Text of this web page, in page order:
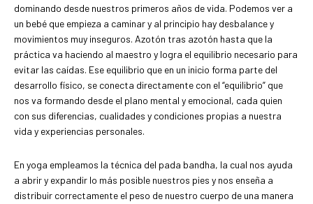
dominando desde nuestros primeros años de vida. Podemos ver a
un bebé que empieza a caminar y al principio hay desbalance y
movimientos muy inseguros. Azotón tras azotón hasta que la
práctica va haciendo al maestro y logra el equilibrio necesario para
evitar las caídas. Ese equilibrio que en un inicio forma parte del
desarrollo físico, se conecta directamente con el “equilibrio” que
nos va formando desde el plano mental y emocional, cada quien
con sus diferencias, cualidades y condiciones propias a nuestra
vida y experiencias personales.
En yoga empleamos la técnica del pada bandha, la cual nos ayuda
a abrir y expandir lo más posible nuestros pies y nos enseña a
distribuir correctamente el peso de nuestro cuerpo de una manera